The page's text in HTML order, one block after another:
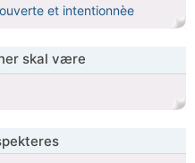
et intentionnèe
skal være